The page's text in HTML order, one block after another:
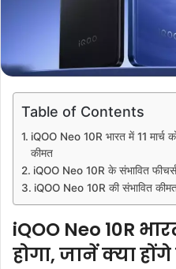
Table of Contents
iQOO Neo 10R भारत में 11 मार्च
कीमत
iQOO Neo 10R के संभावित फीचर्स
iQOO Neo 10R की संभावित
iQOO Neo 10R
होगा, जानें क्या